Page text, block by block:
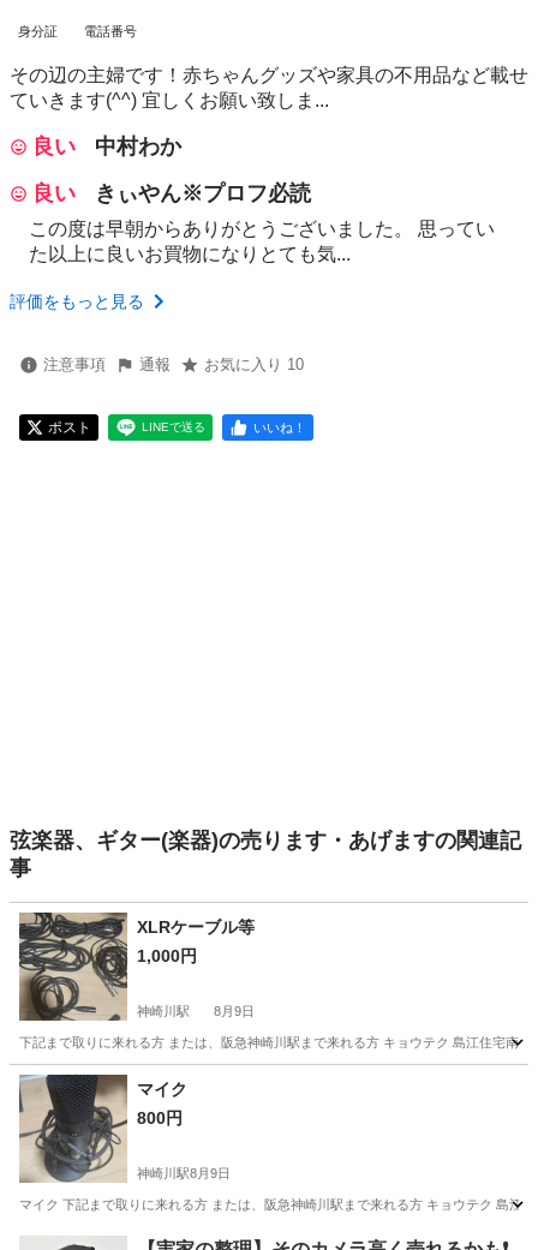
身分証 電話番号
その辺の主婦です！赤ちゃんグッズや家具の不用品など載せ
ていきます(^^) 宜しくお願い致しま...
良い
中村わか
良い
きぃやん※プロフ必読
この度は早朝からありがとうございました。 思ってい
た以上に良いお買物になりとても気...
評価をもっと見る
注意事項 通報 お気に入り 10
ポスト LINEで送る いいね！
弦楽器、ギター(楽器)の売ります・あげますの関連記
事
XLRケーブル等
1,000円
神崎川駅 8月9日
下記まで取りに来れる方 または、阪急神崎川駅まで来れる方 キョウテク 島江住宅南
大阪 大阪市 神崎川駅
マイク
800円
神崎川駅8月9日
マイク 下記まで取りに来れる方 または、阪急神崎川駅まで来れる方 キョウテク 島江
神崎川駅 その他